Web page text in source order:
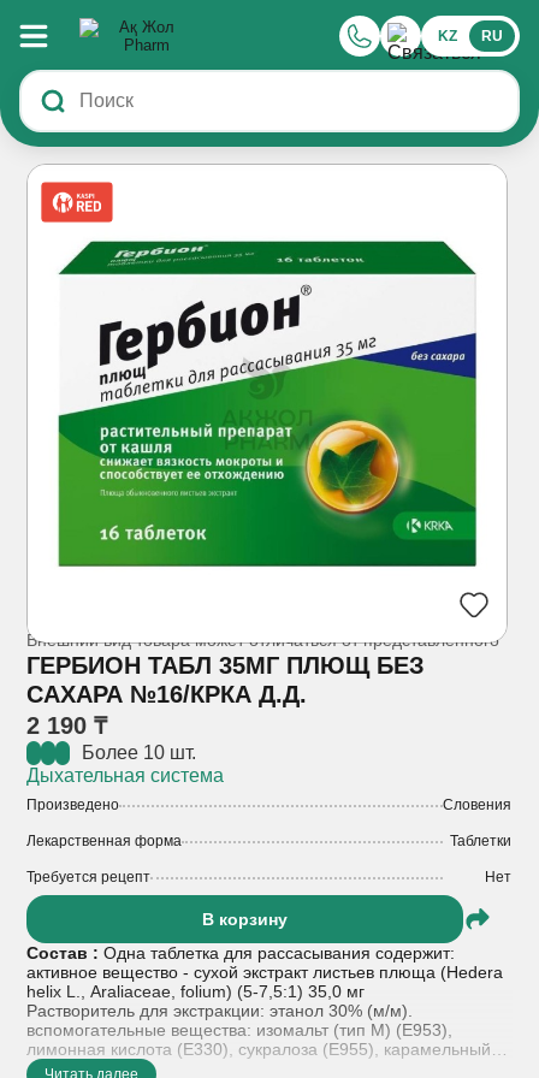
KZ RU
Внешний вид товара может отличаться от представленного
ГЕРБИОН ТАБЛ 35МГ ПЛЮЩ БЕЗ
САХАРА №16/КРКА Д.Д.
2 190 ₸
Более 10 шт.
Дыхательная система
Произведено Словения
Лекарственная форма Таблетки
Требуется рецепт Нет
В корзину
Состав :Одна таблетка для рассасывания содержит:
активное вещество - сухой экстракт листьев плюща (Hedera
helix L., Araliaceae, folium) (5-7,5:1) 35,0 мг
Растворитель для экстракции: этанол 30% (м/м).
вспомогательные вещества: изомальт (тип М) (E953),
лимонная кислота (E330), сукралоза (E955), карамельный
ароматизатор (натуральная ароматизирующая субстанция,
Читать далее